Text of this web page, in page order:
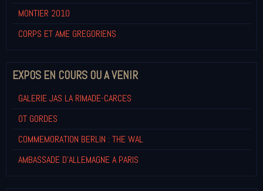
MONTIER 2010
CORPS ET AME GREGORIENS
EXPOS EN COURS OU A VENIR
GALERIE JAS LA RIMADE-CARCES
OT GORDES
COMMEMORATION BERLIN : THE WAL
AMBASSADE D'ALLEMAGNE A PARIS